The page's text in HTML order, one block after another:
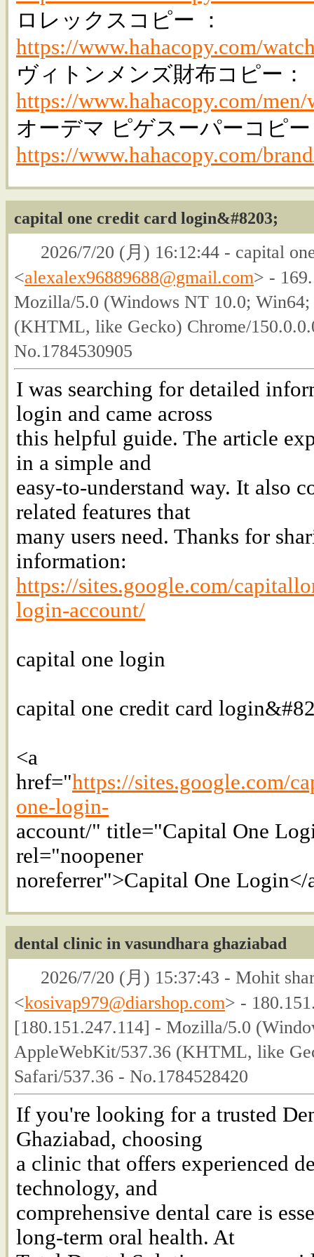
ロレックスコピー ：
https://www.hahacopy.com/
ヴィトンメンズ財布コピー：
https://www.hahacopy.com/
オーデマ ピゲスーパーコピ
https://www.hahacopy.com/
capital one credit card login&#8203;
2026/7/20 (月) 16:12:44 - capital
<alexalex96889688@gmail.com> -
Mozilla/5.0 (Windows NT 10.0;
(KHTML, like Gecko) Chrome/
No.1784530905
I was searching for detailed
login and came across
this helpful guide. The article
in a simple and
easy-to-understand way. It also
related features that
many users need. Thanks for
information:
https://sites.google.com/
login-account/
capital one login
capital one credit card
<a
href="https://sites.google.com/
one-login-
account/" title="Capital One
rel="noopener
noreferrer">Capital One Login</
dental clinic in vasundhara ghaziabad
2026/7/20 (月) 15:37:43 - Mohit
<kosivap979@diarshop.com> -
[180.151.247.114] - Mozilla/5.0
AppleWebKit/537.36 (KHTML, like
Safari/537.36 - No.1784528420
If you're looking for a trusted
Ghaziabad, choosing
a clinic that offers experienced
technology, and
comprehensive dental care is
long-term oral health. At